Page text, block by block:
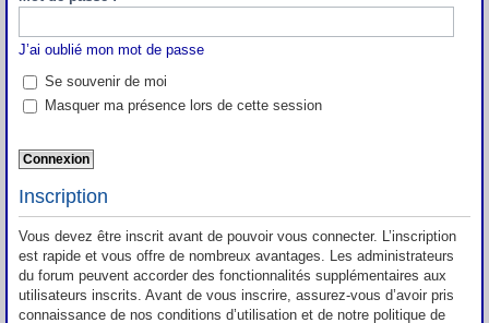
J’ai oublié mon mot de passe
Se souvenir de moi
Masquer ma présence lors de cette session
Inscription
Vous devez être inscrit avant de pouvoir vous connecter. L’inscription
est rapide et vous offre de nombreux avantages. Les administrateurs
du forum peuvent accorder des fonctionnalités supplémentaires aux
utilisateurs inscrits. Avant de vous inscrire, assurez-vous d’avoir pris
connaissance de nos conditions d’utilisation et de notre politique de